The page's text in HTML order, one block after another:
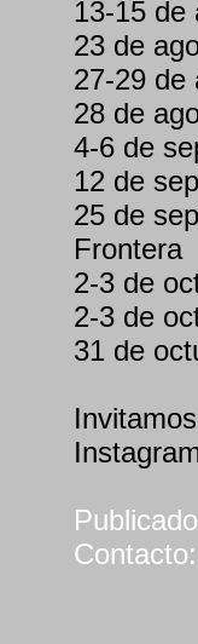
13-15 de
23 de
27-29 de
28 de
4-6 de
12 de
25 de
Frontera
2-3 de
2-3 de
31 de
Contacto: